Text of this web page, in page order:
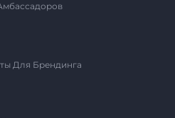
Для Брендинга